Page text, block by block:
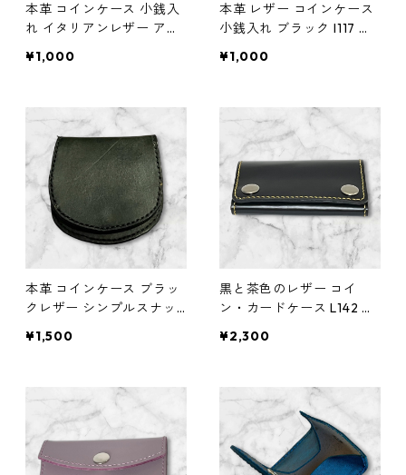
本革 コインケース 小銭入
れ イタリアンレザー アド
メイド ギフト
¥1,000
本革 レザー コインケース
小銭入れ ブラック l117 ハ
¥1,000
本革 コインケース ブラッ
クレザー シンプルスナッ
ギフト
¥1,500
黒と茶色のレザー コイ
ン・カードケース L142 ハ
¥2,300